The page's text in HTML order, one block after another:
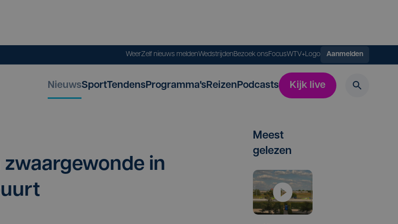
WeerZelf nieuws meldenWedstrijdenBezoek onsFocusWTV+Logo Aanmelden
NieuwsSportTendensProgramma'sReizenPodcasts Kijk live
in
Meest
gelezen